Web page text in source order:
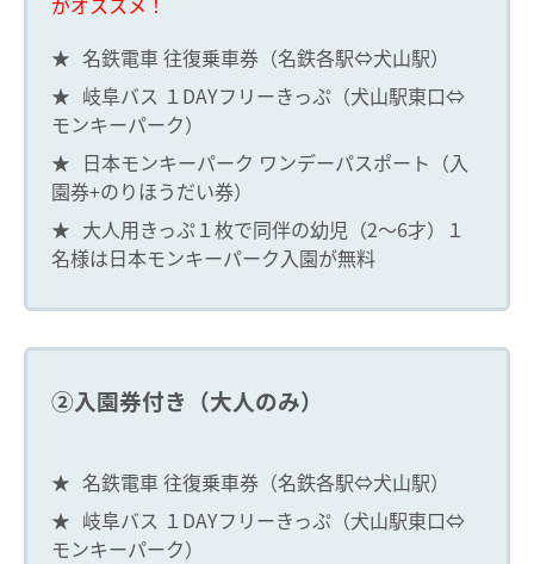
★ 名鉄電車 往復乗車券（名鉄各駅⇔犬山駅）
★ 岐阜バス １DAYフリーきっぷ（犬山駅東口⇔
モンキーパーク）
★ 日本モンキーパーク ワンデーパスポート（入
園券+のりほうだい券）
★ 大人用きっぷ１枚で同伴の幼児（2～6才）１
名様は日本モンキーパーク入園が無料
②入園券付き（大人のみ）
★ 名鉄電車 往復乗車券（名鉄各駅⇔犬山駅）
★ 岐阜バス １DAYフリーきっぷ（犬山駅東口⇔
モンキーパーク）